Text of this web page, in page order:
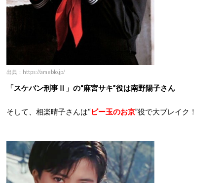
出典：https://ameblo.jp/
「スケバン刑事Ⅱ」の“麻宮サキ”役は南野陽子さん
そして、相楽晴子さんは“ビー玉のお京”役で大ブレイク！